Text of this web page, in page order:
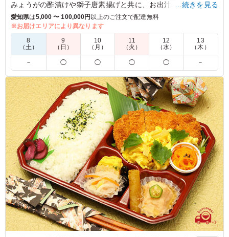
みょうがの酢漬けや獅子唐素揚げと共に、お出汁の餡かけふわ
ふわのお豆腐の真丈や香り豊かな柚子なます、黒豆、人参の金
平、お出汁をたっぷり含んだネギ入り出汁巻き玉子等の京風お
ばんざいとご一緒にお楽しみいただけます。
5.0
注文する際は、少し小さめかと思いましたが、女性にはち
ょうどいいボリュームのお弁当でした。このボリューム、
質でこのお値段はとてもリーズナブルだと感じました。ま
た注文したいと思います。
ご利用シーン：ロケ・撮影›ロケ
愛知県名古屋市中区大須2026/02/18
…続きを見る
愛知県は5,000 〜 100,000円 以上のご注文で配達無料
※お届けエリアにより異なります
8
（土）
9
（日）
10
（月）
11
（火）
12
（水）
13
（木）
－ ◯ ◯ ◯ ◯ －